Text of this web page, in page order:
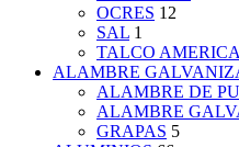
OCRES 12
SAL 1
TALCO
ALAMBRE
ALAMBRE DE
ALAMBRE
GRAPAS 5